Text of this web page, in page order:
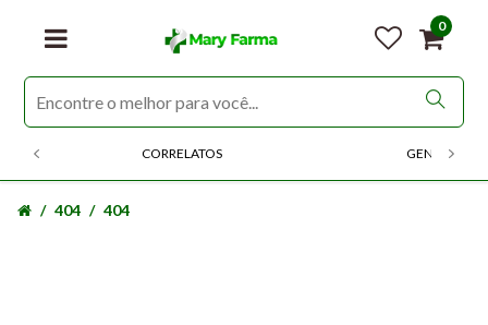
0
CORRELATOS GENERICOS
404 404